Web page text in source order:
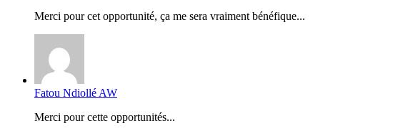
Merci pour cet opportunité, ça me sera vraiment bénéfique...
Fatou Ndiollé AW
Merci pour cette opportunités...